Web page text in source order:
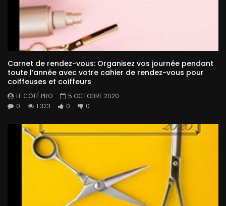
Carnet de rendez-vous: Organisez vos journée pendant
toute l’année avec votre cahier de rendez-vous pour
coiffeuses et coiffeurs
LE CÔTÉ PRO
5 OCTOBRE 2020
0
1 323 0 0